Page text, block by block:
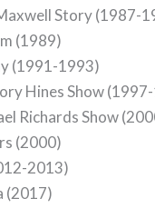
Story (1987-
(1989)
(1991-1993)
Hines Show
Richards Show
(2000)
2013)
(2017)